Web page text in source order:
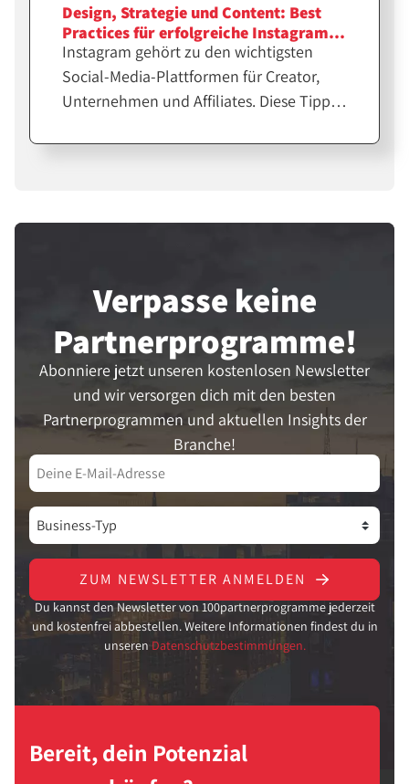
Design, Strategie und Content: Best
Practices für erfolgreiche Instagram-
Feeds
Instagram gehört zu den wichtigsten
Social-Media-Plattformen für Creator,
Unternehmen und Affiliates. Diese Tipps
professioneller Feeds für eine größere
Verpasse keine
Partner­programme!
Abonniere jetzt unseren kostenlosen Newsletter
und wir versorgen dich mit den besten
Partnerprogrammen und aktuellen Insights der
Branche!
ZUM NEWSLETTER ANMELDEN
Du kannst den Newsletter von 100partnerprogramme jederzeit
und kostenfrei abbestellen. Weitere Informationen findest du in
unseren Datenschutzbestimmungen.
Bereit, dein Potenzial